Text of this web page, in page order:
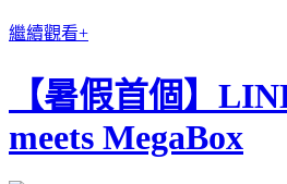
繼續觀看+
【暑假首個】
meets MegaBox